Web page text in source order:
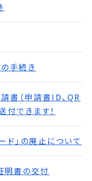
手続き
書（申請書ID、QR
付できます！
ド」の廃止について
明書の交付